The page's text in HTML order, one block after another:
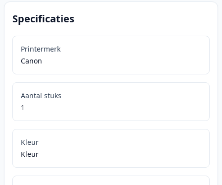
Specificaties
Printermerk
Canon
Aantal stuks
1
Kleur
Kleur